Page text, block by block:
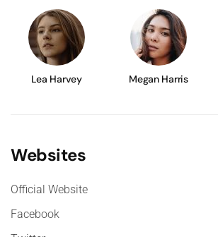
Lea Harvey Megan Harris
Websites
Official Website
Facebook